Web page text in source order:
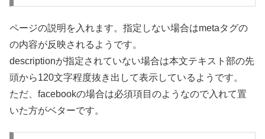
ページの説明を入れます。指定しない場合はmetaタグの
の内容が反映されるようです。
descriptionが指定されていない場合は本文テキスト部の先
頭から120文字程度抜き出して表示しているようです。
ただ、facebookの場合は必須項目のようなので入れて置
いた方がベターです。